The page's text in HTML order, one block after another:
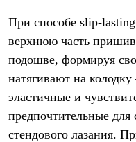
При способе slip-
верхнюю часть
подошве, формируя
натягивают на колодку
эластичные и
предпочтительные для
стендового лазания.